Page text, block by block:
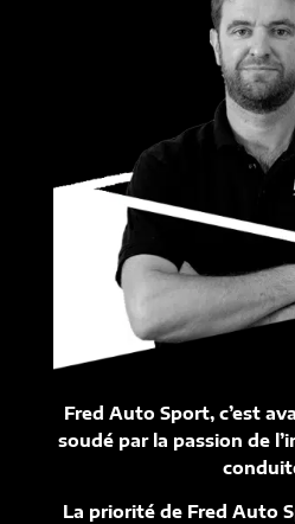
Fred Auto Sport, c’est
soudé par la passion de
La priorité de Fred Auto